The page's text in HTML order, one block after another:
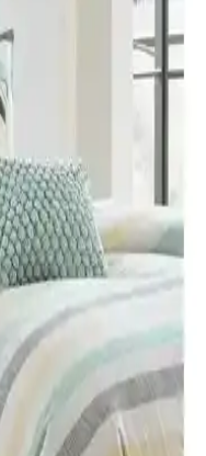
ve sıcak uyku sağlar,
XL Yorgan:
Modern
175x215 cm ölçüsü
uygun, hafif ve şık
Welsoft Yorgan
malzeme,
detaylı şekilde
olumsuz yönler de
ile Yataş